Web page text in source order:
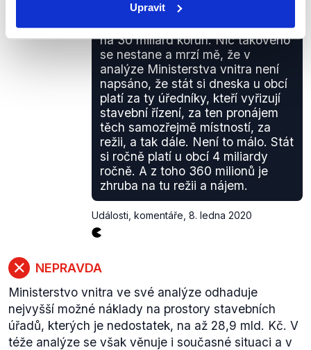
Upravit
řízení nebylo. Tak samozřejmě to
vyčíslilo nové úřady pro úředníky
na 30 miliard korun. Nic takového
se nestane a mrzí mě, že v
analýze Ministerstva vnitra není
napsáno, že stát si dneska u obcí
platí za ty úředníky, kteří vyřizují
stavební řízení, za ten pronájem
těch samozřejmě místností, za
režii, a tak dále. Není to málo. Stát
si ročně platí u obcí 4 miliardy
ročně. A z toho 360 milionů je
zhruba na tu režii a nájem.
Události, komentáře 8. ledna 2020
NEPRAVDA
Ministerstvo vnitra ve své analýze odhaduje
nejvyšší možné náklady na prostory stavebních
úřadů, kterých je nedostatek, na až 28,9 mld. Kč. V
téže analýze se však věnuje i současné situaci a v